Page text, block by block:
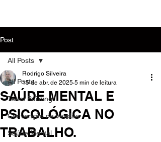
Post
All Posts
Team Building
Convenção de Vendas
Saúde Mental
All Posts
SAÚDE MENTAL E
PSICOLÓGICA NO
TRABALHO.
Rodrigo Silveira
15 de abr. de 2025 5 min de leitura